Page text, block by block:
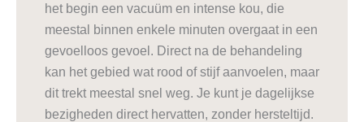
het begin een vacuüm en intense kou, die
meestal binnen enkele minuten overgaat in een
gevoelloos gevoel. Direct na de behandeling
kan het gebied wat rood of stijf aanvoelen, maar
dit trekt meestal snel weg. Je kunt je dagelijkse
bezigheden direct hervatten, zonder hersteltijd.